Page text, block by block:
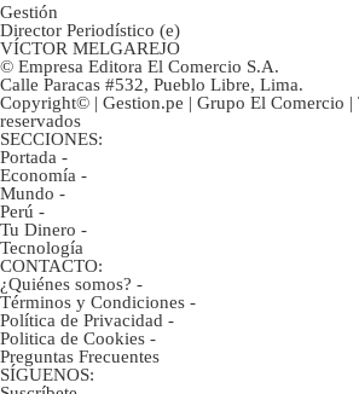
Gestión
Director Periodístico (e)
VÍCTOR MELGAREJO
© Empresa Editora El Comercio S.A.
Calle Paracas #532, Pueblo Libre, Lima.
Copyright© | Gestion.pe | Grupo El Comercio |
reservados
SECCIONES:
Portada -
Economía -
Mundo -
Perú -
Tu Dinero -
Tecnología
CONTACTO:
¿Quiénes somos? -
Términos y Condiciones -
Política de Privacidad -
Politica de Cookies -
Preguntas Frecuentes
SÍGUENOS: